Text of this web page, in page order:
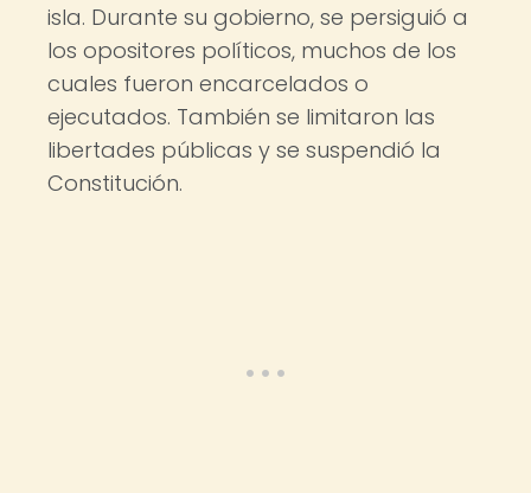
isla. Durante su gobierno, se persiguió a
los opositores políticos, muchos de los
cuales fueron encarcelados o
ejecutados. También se limitaron las
libertades públicas y se suspendió la
Constitución.